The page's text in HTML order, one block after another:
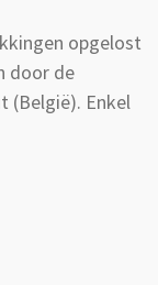
opgelost
door de
(België). Enkel